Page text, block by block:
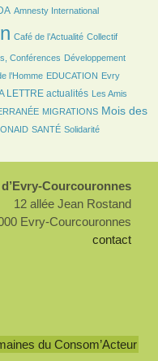
Amnesty International
Café de l’Actualité Collectif
Conférences Développement
l’Homme EDUCATION Evry
LETTRE actualités Les Amis
MIGRATIONS Mois des
SANTÉ Solidarité
Courcouronnes
12 allée Jean Rostand
Evry-Courcouronnes
contact
du Consom’Acteur